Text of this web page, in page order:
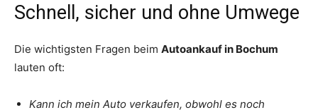
Schnell, sicher und ohne Umwege
Die wichtigsten Fragen beim Autoankauf in Bochum
lauten oft:
Kann ich mein Auto verkaufen, obwohl es noch